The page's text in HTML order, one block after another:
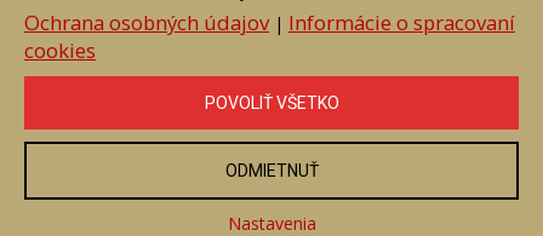
eantik@eantik.sk
Kontakt
Bezplatné poradenstvo
Biografie autorov
eAntik.sk © 2007 - 2026
Akékoľvek používanie obrazových a textových súčastí tejto stránky je
vyhradené.
Ochrana osobných údajov| Informácie o spracovaní
cookies
POVOLIŤ VŠETKO
ODMIETNUŤ
Nastavenia